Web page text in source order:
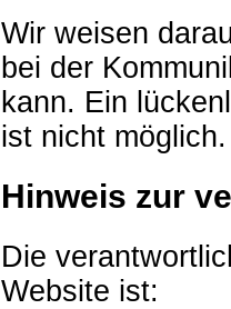
Wir weisen
bei der
kann. Ein
ist nicht möglich.
Hinweis zur
Die
Website ist: